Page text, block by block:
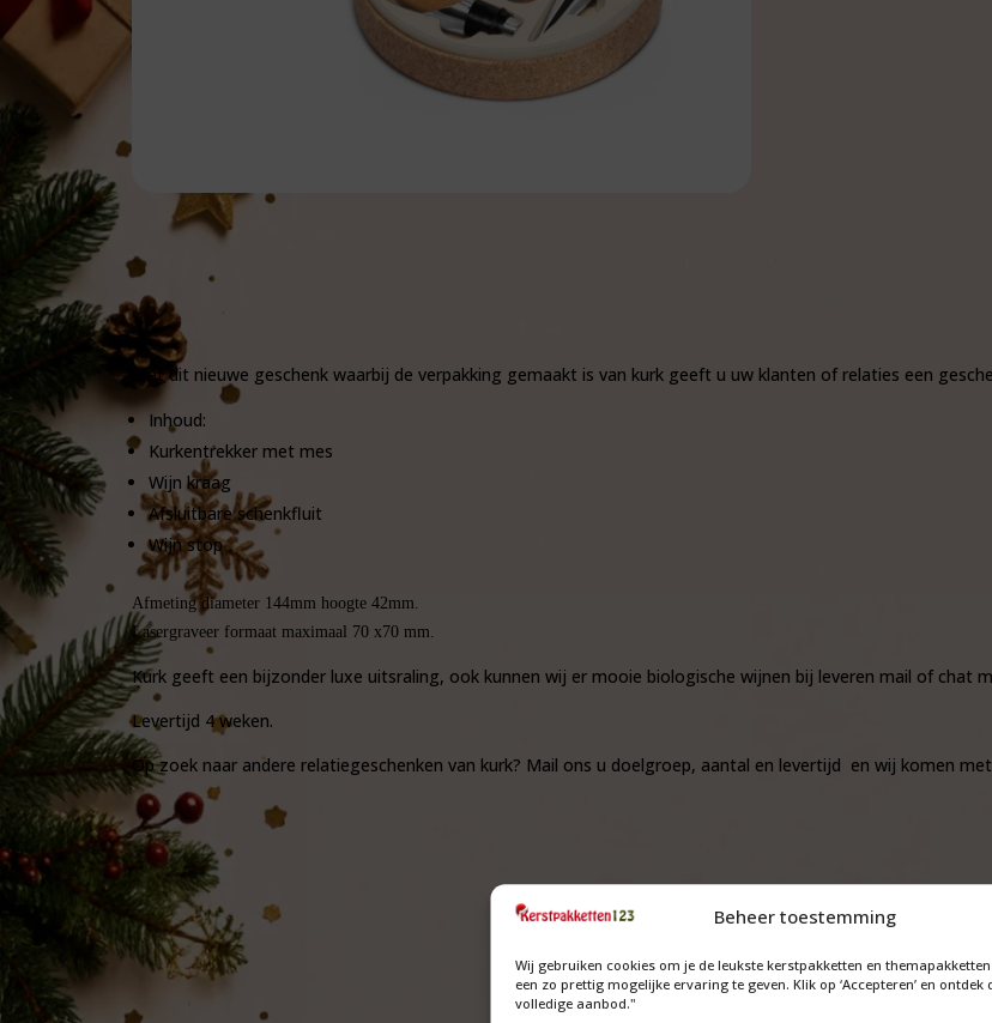
Beheer toestemming
Wij gebruiken cookies om je de leukste kerstpakketten en
een zo prettig mogelijke ervaring te geven. Klik op ‘Accepteren’ en ontdek
volledige aanbod."
Met dit nieuwe geschenk waarbij de verpakking gemaakt is van kurk geeft u uw klanten of relaties een
Inhoud:
Kurkentrekker met mes
Wijn kraag
Afsluitbare schenkfluit
Wijn stop
Afmeting diameter 144mm hoogte 42mm.
Lasergraveer formaat maximaal 70 x70 mm.
Kurk geeft een bijzonder luxe uitsraling, ook kunnen wij er mooie biologische wijnen bij leveren mail of chat
Levertijd 4 weken.
Op zoek naar andere relatiegeschenken van kurk? Mail ons u doelgroep, aantal en levertijd en wij komen